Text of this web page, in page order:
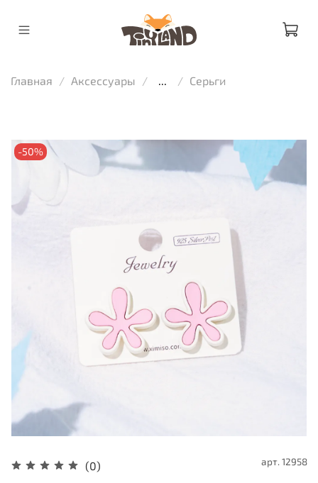
Главная Аксессуары Серьги
-50%
(0) арт. 12958